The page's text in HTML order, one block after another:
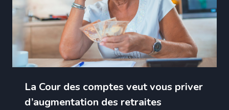
La Cour des comptes veut vous priver
d’augmentation des retraites